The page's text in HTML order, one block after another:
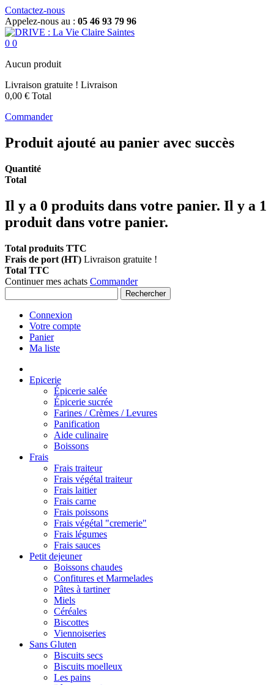
Contactez-nous
Appelez-nous au : 05 46 93 79 96
0 0
Aucun produit
Livraison gratuite ! Livraison
0,00 € Total
Commander
Produit ajouté au panier avec succès
Quantité
Total
Il y a 0 produits dans votre panier. Il y a 1
produit dans votre panier.
Total produits TTC
Frais de port (HT) Livraison gratuite !
Total TTC
Continuer mes achats Commander
Rechercher
Connexion
Votre compte
Panier
Ma liste
Epicerie
Épicerie salée
Épicerie sucrée
Farines / Crèmes / Levures
Panification
Aide culinaire
Boissons
Frais
Frais traiteur
Frais végétal traiteur
Frais laitier
Frais carne
Frais poissons
Frais végétal "cremerie"
Frais légumes
Frais sauces
Petit dejeuner
Boissons chaudes
Confitures et Marmelades
Pâtes à tartiner
Miels
Céréales
Biscottes
Viennoiseries
Sans Gluten
Biscuits secs
Biscuits moelleux
Les pains